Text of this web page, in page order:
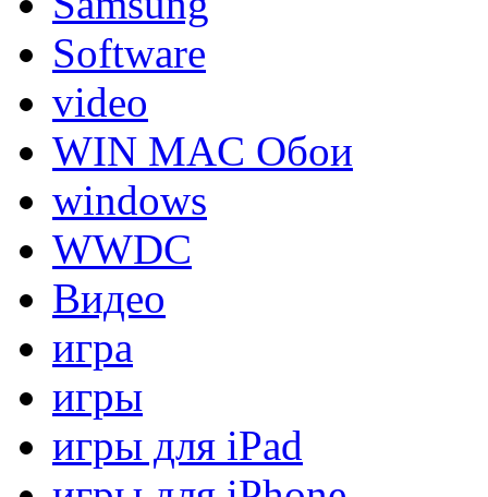
Software
video
WIN MAC Обои
windows
WWDC
Видео
игра
игры
игры для iPad